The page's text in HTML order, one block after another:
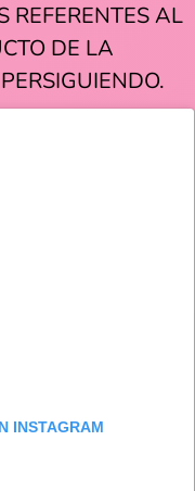
REFERENTES AL
DE LA
INSTAGRAM